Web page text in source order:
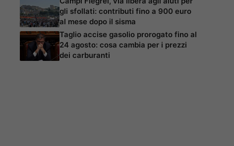
gli sfollati: contributi fino a 900 euro
al mese dopo il sisma
Taglio accise gasolio prorogato fino al
24 agosto: cosa cambia per i prezzi
dei carburanti